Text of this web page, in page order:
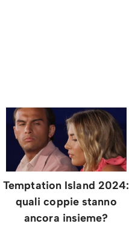
Temptation Island 2024:
quali coppie stanno
ancora insieme?